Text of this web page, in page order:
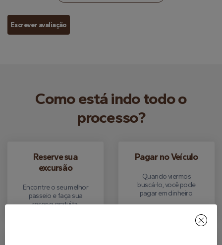
Escrever avaliação
Como está indo todo o
processo?
Reserve sua
excursão
Encontre o seu melhor
passeio e faça sua
reserva gratuita.
Pagar no Veículo
Quando viermos
buscá-lo, você pode
pagar em dinheiro.